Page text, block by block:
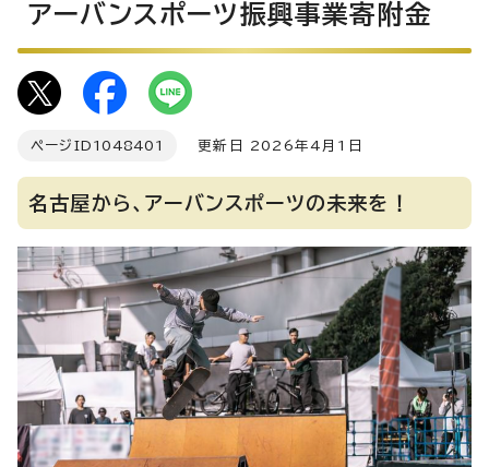
アーバンスポーツ振興事業寄附金
ページID 1048401 更新日 2026年4月1日
名古屋から、アーバンスポーツの未来を！